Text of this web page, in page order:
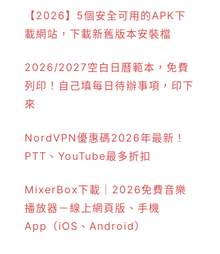
【2026】5個安全可用的APK下
載網站，下載新舊版本安裝檔
2026/2027空白日曆範本，免費
列印！自己填每日待辦事項，印下
來
NordVPN優惠碼2026年最新！
PTT、YouTube最多折扣
MixerBox下載｜2026免費音樂
播放器－線上網頁版、手機
App（iOS、Android）